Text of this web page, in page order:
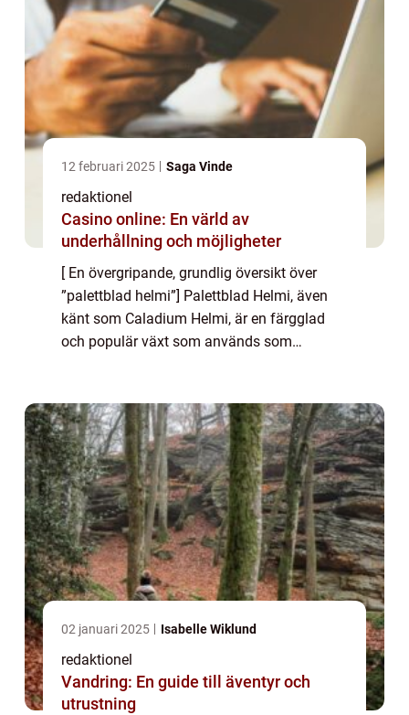
12 februari 2025 Saga Vinde
redaktionel
Casino online: En värld av
underhållning och möjligheter
[ En övergripande, grundlig översikt över
”palettblad helmi”] Palettblad Helmi, även
känt som Caladium Helmi, är en färgglad
och populär växt som används som
02 januari 2025 Isabelle Wiklund
redaktionel
Vandring: En guide till äventyr och
utrustning